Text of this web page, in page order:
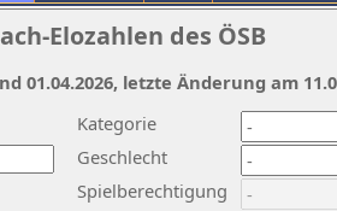
Elozahlen des ÖSB
Kategorie
Geschlecht
Spielberechtigung
01.04.2026, letzte Änderung am